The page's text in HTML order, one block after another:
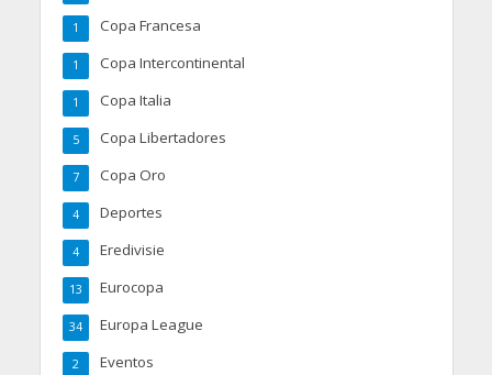
Copa Francesa
1
Copa Intercontinental
1
Copa Italia
1
Copa Libertadores
5
Copa Oro
7
Deportes
4
Eredivisie
4
Eurocopa
13
Europa League
34
Eventos
2